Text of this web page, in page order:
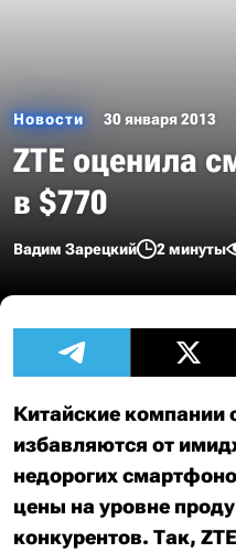
Новости 30 января 2013
ZTE оценила
в $770
Вадим Зарецкий 2 минуты
Китайские компании
избавляются от
недорогих
цены на уровне
конкурентов. Так,